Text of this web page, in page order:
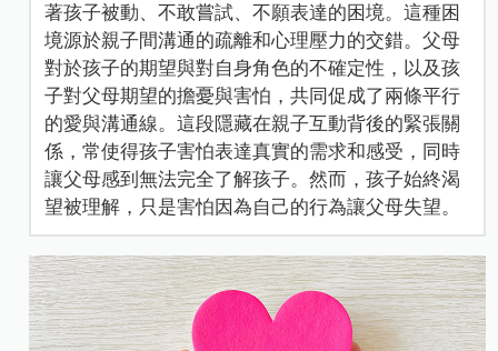
著孩子被動、不敢嘗試、不願表達的困境。這種困
境源於親子間溝通的疏離和心理壓力的交錯。父母
對於孩子的期望與對自身角色的不確定性，以及孩
子對父母期望的擔憂與害怕，共同促成了兩條平行
的愛與溝通線。這段隱藏在親子互動背後的緊張關
係，常使得孩子害怕表達真實的需求和感受，同時
讓父母感到無法完全了解孩子。然而，孩子始終渴
望被理解，只是害怕因為自己的行為讓父母失望。